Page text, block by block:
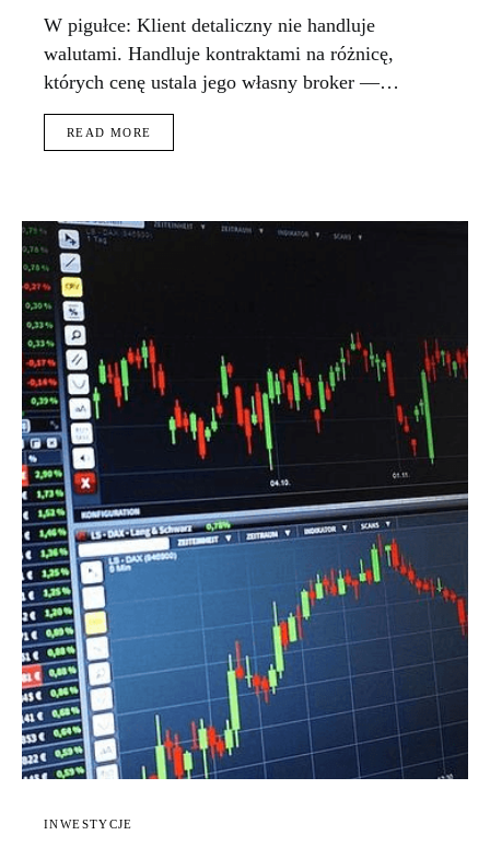
W pigułce: Klient detaliczny nie handluje
walutami. Handluje kontraktami na różnicę,
których cenę ustala jego własny broker —…
READ MORE
INWESTYCJE